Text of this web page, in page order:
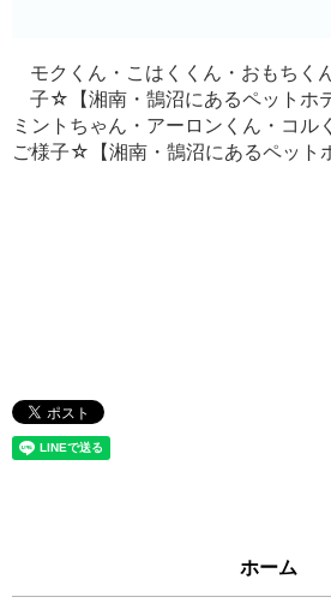
モクくん・こはくくん・おもちく
子☆【湘南・鵠沼にあるペットホ
ミントちゃん・アーロンくん・コル
ご様子☆【湘南・鵠沼にあるペット
ホーム